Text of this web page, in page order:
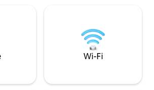
tinkamu žaliu
MINUČIŲ KELIO
MINDO.
Wi-Fi